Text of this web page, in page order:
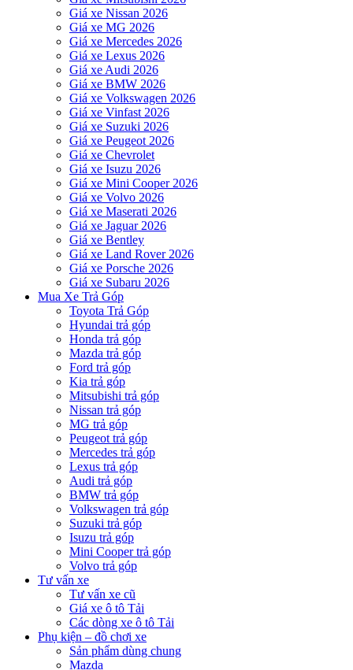
Giá xe Nissan 2026
Giá xe MG 2026
Giá xe Mercedes 2026
Giá xe Lexus 2026
Giá xe Audi 2026
Giá xe BMW 2026
Giá xe Volkswagen 2026
Giá xe Vinfast 2026
Giá xe Suzuki 2026
Giá xe Peugeot 2026
Giá xe Chevrolet
Giá xe Isuzu 2026
Giá xe Mini Cooper 2026
Giá xe Volvo 2026
Giá xe Maserati 2026
Giá xe Jaguar 2026
Giá xe Bentley
Giá xe Land Rover 2026
Giá xe Porsche 2026
Giá xe Subaru 2026
Mua Xe Trả Góp
Toyota Trả Góp
Hyundai trả góp
Honda trả góp
Mazda trả góp
Ford trả góp
Kia trả góp
Mitsubishi trả góp
Nissan trả góp
MG trả góp
Peugeot trả góp
Mercedes trả góp
Lexus trả góp
Audi trả góp
BMW trả góp
Volkswagen trả góp
Suzuki trả góp
Isuzu trả góp
Mini Cooper trả góp
Volvo trả góp
Tư vấn xe
Tư vấn xe cũ
Giá xe ô tô Tải
Các dòng xe ô tô Tải
Phụ kiện – đồ chơi xe
Sản phẩm dùng chung
Mazda